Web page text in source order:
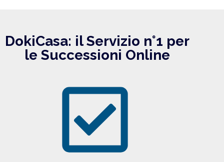
DokiCasa: il Servizio n°1 per
le Successioni Online